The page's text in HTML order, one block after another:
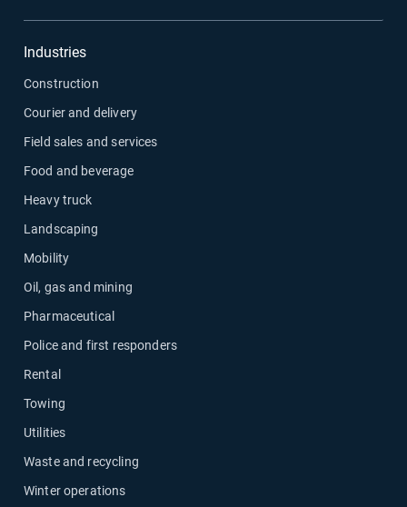
Industries
Construction
Courier and delivery
Field sales and services
Food and beverage
Heavy truck
Landscaping
Mobility
Oil, gas and mining
Pharmaceutical
Police and first responders
Rental
Towing
Utilities
Waste and recycling
Winter operations